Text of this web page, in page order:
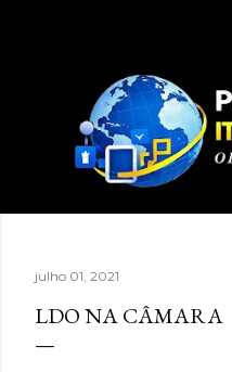
julho 01, 2021
LDO NA CÂMARA